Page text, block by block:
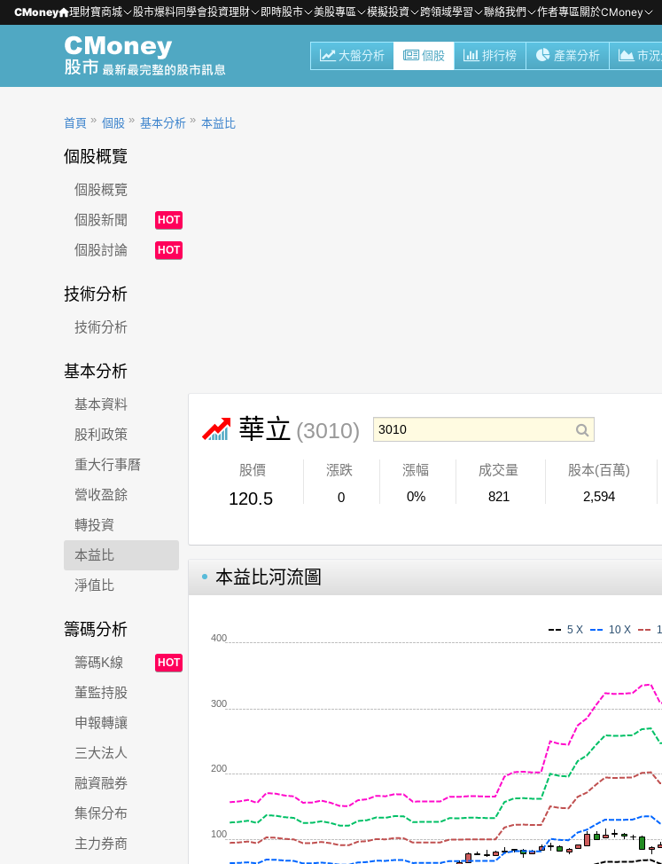
CMoney 理財寶商城 股市爆料同學會投資理財 即時股市 美股專區 模擬投資 跨領域學習 聯絡我們 作者專區關於CMoney
大盤分析 個股 排行榜 產業分析 市
首頁 個股 基本分析 本益比
個股概覽
個股概覽
個股新聞
HOT
個股討論 HOT
技術分析
技術分析
基本分析
基本資料
股利政策
重大行事曆
營收盈餘
轉投資
本益比
淨值比
籌碼分析
籌碼K線 HOT
董監持股
申報轉讓
三大法人
融資融券
集保分布
主力券商
華立 (3010)
股價
120.5
漲跌
0
漲幅
0%
成交量
821
股本(百萬)
2,594
本益比河流圖
5 X 10 X
100
200
300
400